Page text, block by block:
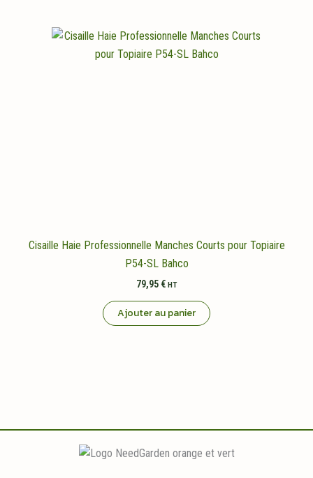
Cisaille Haie Professionnelle Manches Courts pour Topiaire
P54-SL Bahco
79,95 € HT
Ajouter au panier